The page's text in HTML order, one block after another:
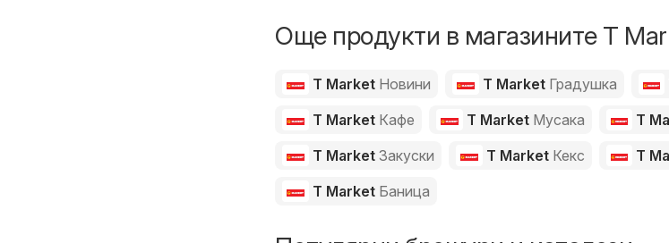
Още продукти в магазините T
T Market Новини T Market Градушка
T Market Кафе T Market Мусака T
T Market Закуски T Market Кекс T
T Market Баница